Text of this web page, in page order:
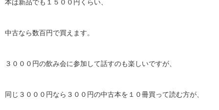
本は新品でも１５００円くらい、
中古なら数百円で買えます。
３０００円の飲み会に参加して話すのも楽しいですが、
同じ３０００円なら３００円の中古本を１０冊買って読む方が、